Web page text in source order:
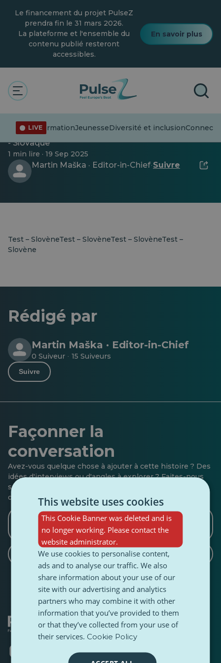
content
Le financement du projet PulseZ
prendra fin le 31 mars 2026.
La plateforme et l'ensemble du
contenu publié resteront
accessibles.
En savoir plus
LIVE
DésinformationJeunesseDiversité et inclusion
Test – SlovaqueTest –
SlovaqueTest – Slovaque
Test - Slovaque Test - SlovaqueTest - SlovaqueTest
- Slovaque
1 min lire · 19 Sep 2025
Martin Maška · Editor-in-Chief· Suivre
Test – SlovèneTest – SlovèneTest – SlovèneTest –
Slovène
Rédigé par
Martin Maška · Editor-in-Chief
0 Suiveur · 15 Suiveurs
Suivre
Façonner la
conversation
Avez-vous quelque chose à ajouter à cette histoire ? Des
idées d'interviews ou d'angles à explorer ? Faites-nous
savoir si vous souhaitez écrire une suite, un contrepoint
ou partager une histoire similaire.
Rédiger un article de contre-
argumentation
Rédiger un article sur le sujet
S'ouvre
dans
dansdans
This website uses cookies
This Cookie Banner was deleted and is
no longer working. Please contact the
website administrator.
We use cookies to personalise content,
ads and to analyse our traffic. We also
share information about your use of our
site with our advertising and analytics
partners who may combine it with other
information that you’ve provided to them
or that they’ve collected from your use of
their services. Cookie Policy